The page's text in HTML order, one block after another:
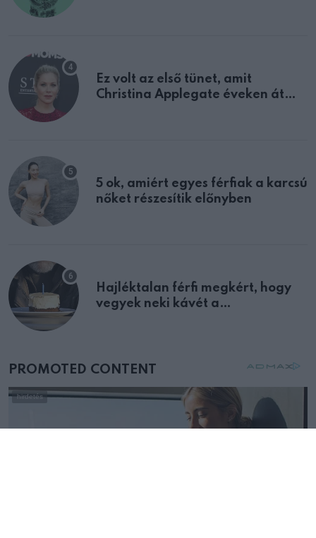
Ez volt az első tünet, amit
Christina Applegate éveken át
5 ok, amiért egyes férfiak a karcsú
nőket részesítik előnyben
Hajléktalan férfi megkért, hogy
vegyek neki kávét a